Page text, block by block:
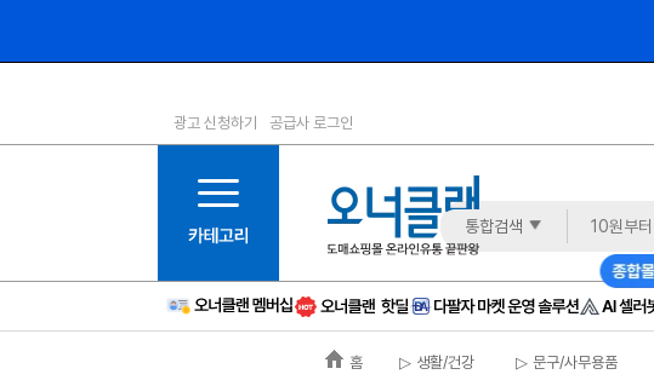
1등급
6등급
11등급
12등급
15등급
16등급
광고 신청하기 공급사 로그인
통합검색
홈 ▷ 생활/건강 ▷ 문구/사무용품